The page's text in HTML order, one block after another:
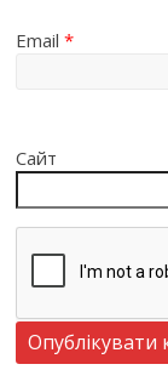
Email*
Сайт